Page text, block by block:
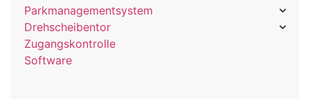
Parkmanagementsystem
Drehscheibentor
Zugangskontrolle
Software